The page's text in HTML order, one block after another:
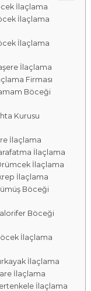
İlaçlama
İlaçlama
İlaçlama
İlaçlama
Firması
Böceği
Kurusu
İlaçlama
İlaçlama
İlaçlama
İlaçlama
Böceği
Böceği
İlaçlama
İlaçlama
İlaçlama
İlaçlama